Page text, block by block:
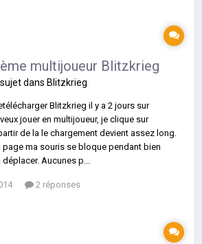
multijoueur Blitzkrieg
dans Blitzkrieg
Blitzkrieg il y a 2 jours sur
jouer en multijoueur, je clique sur
de la le chargement devient assez long.
page ma souris se bloque pendant bien
Aucunes p...
2 réponses